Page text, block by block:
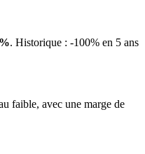
. Historique : -100% en 5 ans
faible, avec une marge de